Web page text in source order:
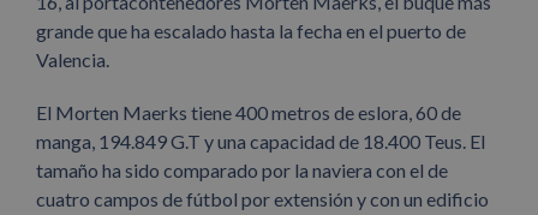
grande que ha escalado hasta la fecha en el puerto de
Valencia.
El Morten Maerks tiene 400 metros de eslora, 60 de
manga, 194.849 G.T y una capacidad de 18.400 Teus. El
tamaño ha sido comparado por la naviera con el de
cuatro campos de fútbol por extensión y con un edificio